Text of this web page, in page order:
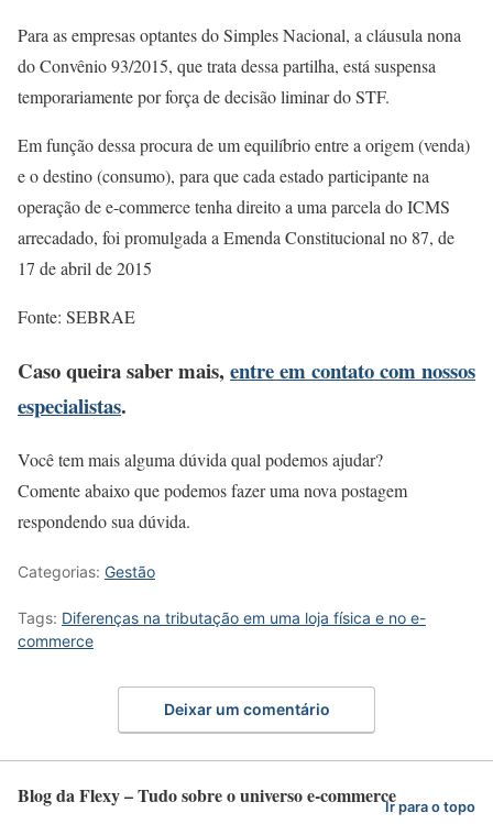
Para as empresas optantes do Simples Nacional, a cláusula nona
do Convênio 93/2015, que trata dessa partilha, está suspensa
temporariamente por força de decisão liminar do STF.
Em função dessa procura de um equilíbrio entre a origem (venda)
e o destino (consumo), para que cada estado participante na
operação de e-commerce tenha direito a uma parcela do ICMS
arrecadado, foi promulgada a Emenda Constitucional no 87, de
17 de abril de 2015
Fonte: SEBRAE
Caso queira saber mais, entre em contato com nossos
especialistas.
Você tem mais alguma dúvida qual podemos ajudar?
Comente abaixo que podemos fazer uma nova postagem
respondendo sua dúvida.
Categorias: Gestão
Tags: Diferenças na tributação em uma loja física e no e-
commerce
Deixar um comentário
Blog da Flexy – Tudo sobre o universo e-commerceIr para o topo